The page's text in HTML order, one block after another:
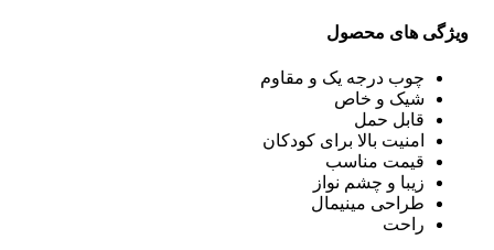
ویژگی های محصول
چوب درجه یک و مقاوم
شیک و خاص
قابل حمل
امنیت بالا برای کودکان
قیمت مناسب
زیبا و چشم نواز
طراحی مینیمال
راحت